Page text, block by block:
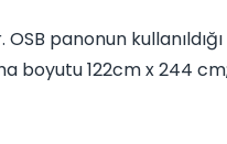
panonun
122cm x 244 cm;